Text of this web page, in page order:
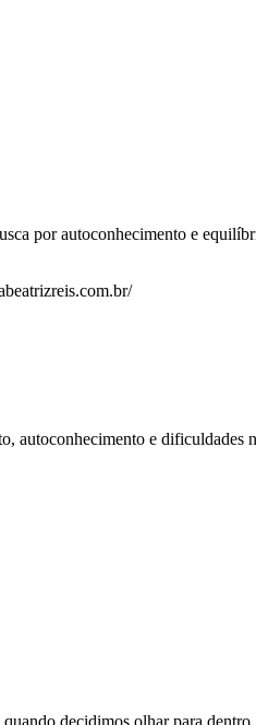
por autoconhecimento e
autoconhecimento e dificuldades